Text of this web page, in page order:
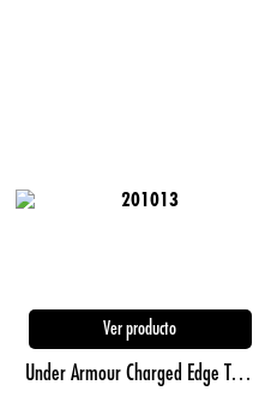
Ver producto
Under Armour Charged Edge Tenis negro de hombre para entrenamiento